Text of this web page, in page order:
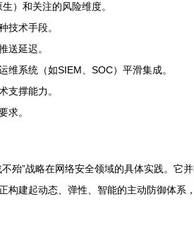
）和关注的风险维度。
技术手段。
送延迟。
维系统（如SIEM、SOC）平滑集成。
支撑能力。
求。
殆”战略在网络安全领域的具体实践。
建起动态、弹性、智能的主动防御体